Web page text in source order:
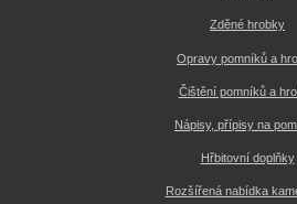
Zděné hrobky
Opravy pomníků a
Čištění pomníků a
Nápisy, přípisy na
Hřbitovní doplňky
Rozšířená nabídka